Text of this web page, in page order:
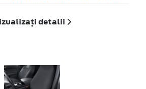
detalii